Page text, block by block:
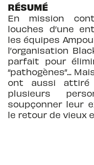
RÉSUMÉ
En mission
louches d’une
les équipes
l’organisation
parfait pour
“pathogènes”...
ont aussi attiré
plusieurs
soupçonner leur
le retour de vieux